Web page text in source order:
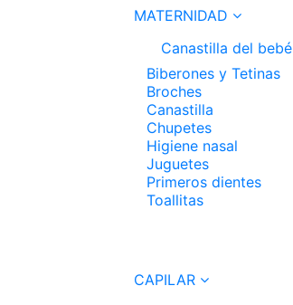
MATERNIDAD
Canastilla del bebé
Biberones y Tetinas
Broches
Canastilla
Chupetes
Higiene nasal
Juguetes
Primeros dientes
Toallitas
CAPILAR